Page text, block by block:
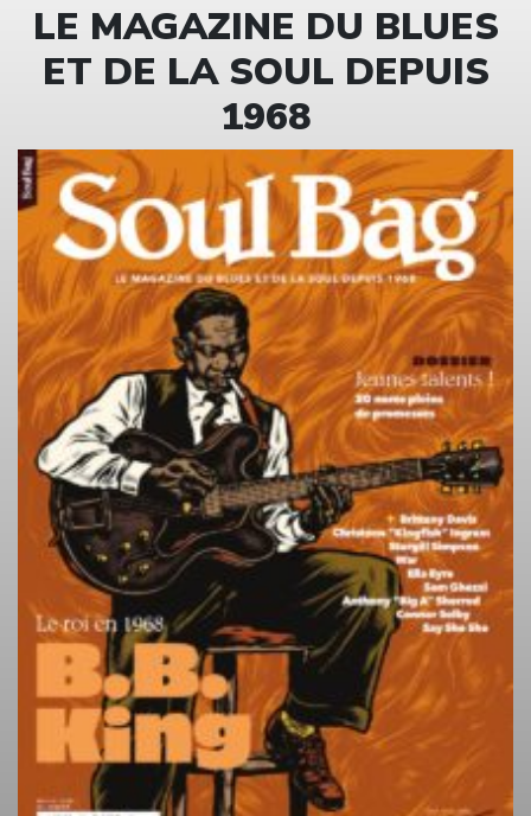
LE MAGAZINE DU BLUES
ET DE LA SOUL DEPUIS
1968